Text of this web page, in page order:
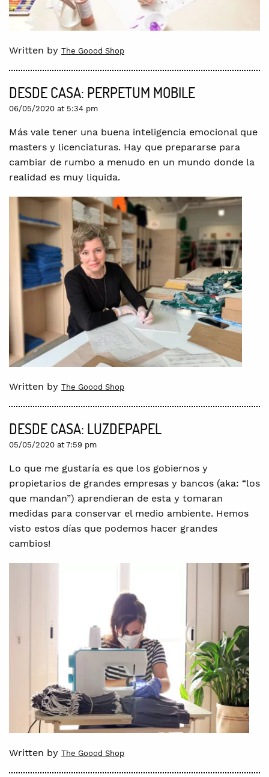
Written by The Goood Shop
DESDE CASA: PERPETUM MOBILE
06/05/2020 at 5:34 pm
Más vale tener una buena inteligencia emocional que
masters y licenciaturas. Hay que prepararse para
cambiar de rumbo a menudo en un mundo donde la
realidad es muy liquida.
Written by The Goood Shop
DESDE CASA: LUZDEPAPEL
05/05/2020 at 7:59 pm
Lo que me gustaría es que los gobiernos y
propietarios de grandes empresas y bancos (aka: “los
que mandan”) aprendieran de esta y tomaran
medidas para conservar el medio ambiente. Hemos
visto estos días que podemos hacer grandes
cambios!
Written by The Goood Shop